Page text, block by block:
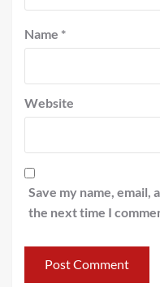
Name *
Website
Save my name,
the next time I